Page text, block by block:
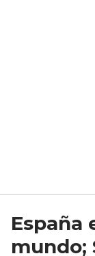
España
mundo;